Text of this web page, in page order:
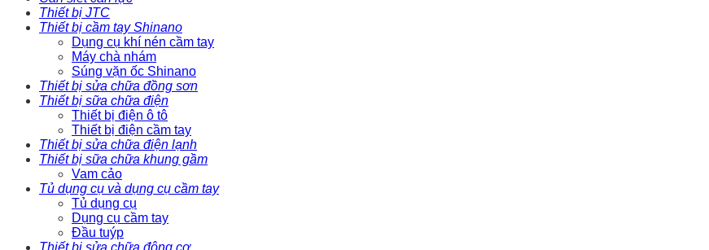
Thiết bị JTC
Thiết bị cầm tay Shinano
Dụng cụ khí nén cầm tay
Máy chà nhám
Súng vặn ốc Shinano
Thiết bị sửa chữa đồng sơn
Thiết bị sữa chữa điện
Thiết bị điện ô tô
Thiết bị điện cầm tay
Thiết bị sửa chữa điện lạnh
Thiết bị sữa chữa khung gầm
Vam cảo
Tủ dụng cụ và dụng cụ cầm tay
Tủ dụng cụ
Dụng cụ cầm tay
Đầu tuýp
Thiết bị sửa chữa động cơ